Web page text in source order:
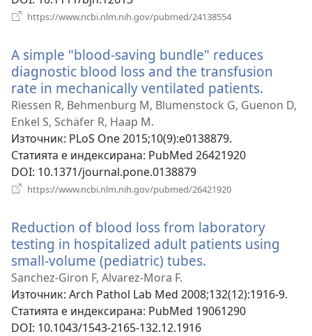
https://www.ncbi.nlm.nih.gov/pubmed/24138554
A simple "blood-saving bundle" reduces
diagnostic blood loss and the transfusion
rate in mechanically ventilated patients.
нов
Riessen R, Behmenburg M, Blumenstock G, Guenon D,
Enkel S, Schäfer R, Haap M.
Източник‎: PLoS One 2015;10(9):e0138879.
Статията е индексирана‎: PubMed 26421920
DOI‎: 10.1371/journal.pone.0138879
https://www.ncbi.nlm.nih.gov/pubmed/26421920
Reduction of blood loss from laboratory
testing in hospitalized adult patients using
small-volume (pediatric) tubes.
прозорец)
Sanchez-Giron F, Alvarez-Mora F.
Източник‎: Arch Pathol Lab Med 2008;132(12):1916-9.
Статията е индексирана‎: PubMed 19061290
DOI‎: 10.1043/1543-2165-132.12.1916